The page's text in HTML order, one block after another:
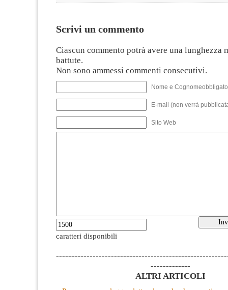
Scrivi un commento
Ciascun commento potrà avere una lunghezza
battute.
Non sono ammessi commenti consecutivi.
Nome e
E-mail (non verrà
Sito Web
caratteri disponibili
-------------
ALTRI ARTICOLI